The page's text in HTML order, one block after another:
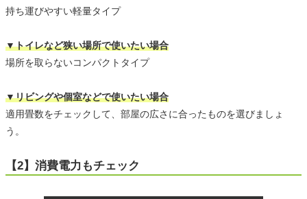
持ち運びやすい軽量タイプ
▼トイレなど狭い場所で使いたい場合
場所を取らないコンパクトタイプ
▼リビングや個室などで使いたい場合
適用畳数をチェックして、部屋の広さに合ったものを選びましょ
う。
【2】消費電力もチェック